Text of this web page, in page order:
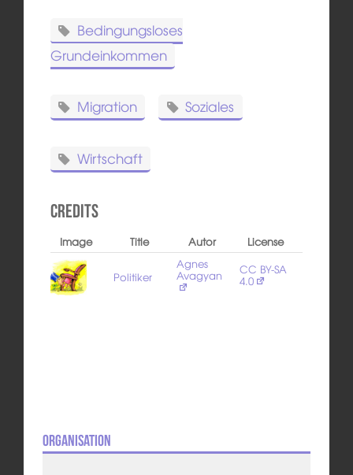
Bedingungsloses
Grundeinkommen
Migration Soziales
Wirtschaft
Credits
Image Title Autor License
Politiker
Agnes
Avagyan CC BY-SA
4.0
Organisation